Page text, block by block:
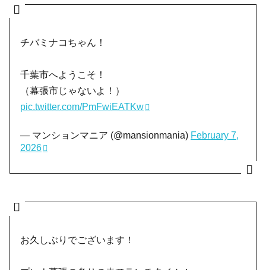
チバミナコちゃん！
千葉市へようこそ！
（幕張市じゃないよ！）
pic.twitter.com/PmFwiEATKw
— マンションマニア (@mansionmania) February 7,
2026
お久しぶりでございます！